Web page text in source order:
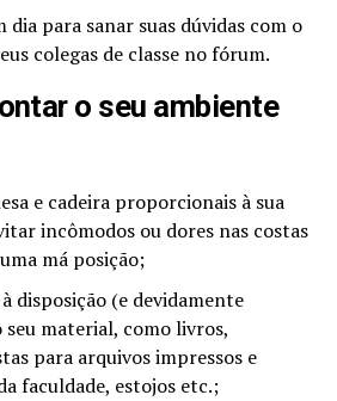
dia para sanar suas dúvidas com o
colegas de classe no fórum.
o seu ambiente
e cadeira proporcionais à sua
incômodos ou dores nas costas
má posição;
disposição (e devidamente
seu material, como livros,
para arquivos impressos e
faculdade, estojos etc.;